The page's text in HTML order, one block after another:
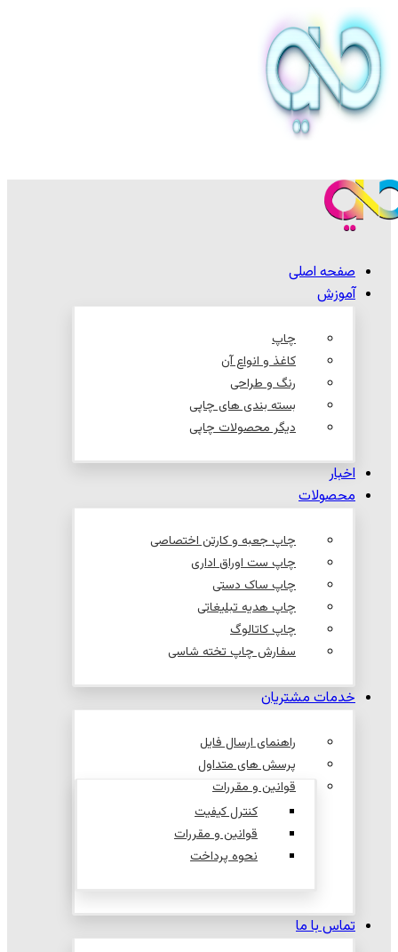
صفحه اصلی
آموزش
چاپ
کاغذ و انواع آن
رنگ و طراحی
بسته بندی های چاپی
دیگر محصولات چاپی
اخبار
محصولات
چاپ جعبه و کارتن اختصاصی
چاپ ست اوراق اداری
چاپ ساک دستی
چاپ هدیه تبلیغاتی
چاپ کاتالوگ
سفارش چاپ تخته شاسی
خدمات مشتریان
راهنمای ارسال فایل
پرسش های متداول
قوانین و مقررات
کنترل کیفیت
قوانین و مقررات
نحوه پرداخت
تماس با ما